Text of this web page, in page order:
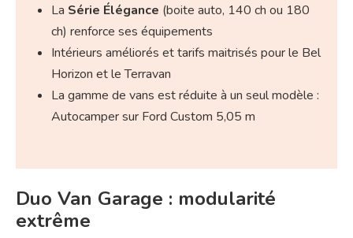
La Série Élégance (boite auto, 140 ch ou 180
ch) renforce ses équipements
Intérieurs améliorés et tarifs maitrisés pour le Bel
Horizon et le Terravan
La gamme de vans est réduite à un seul modèle :
Autocamper sur Ford Custom 5,05 m
Duo Van Garage : modularité
extrême